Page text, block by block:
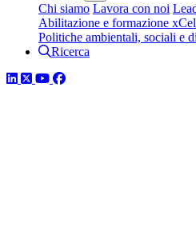
Chi siamo Lavora con noi
Abilitazione e formazione xCel
Politiche ambientali, sociali e
Ricerca
LinkedIn
TwitterYouTube
Facebook